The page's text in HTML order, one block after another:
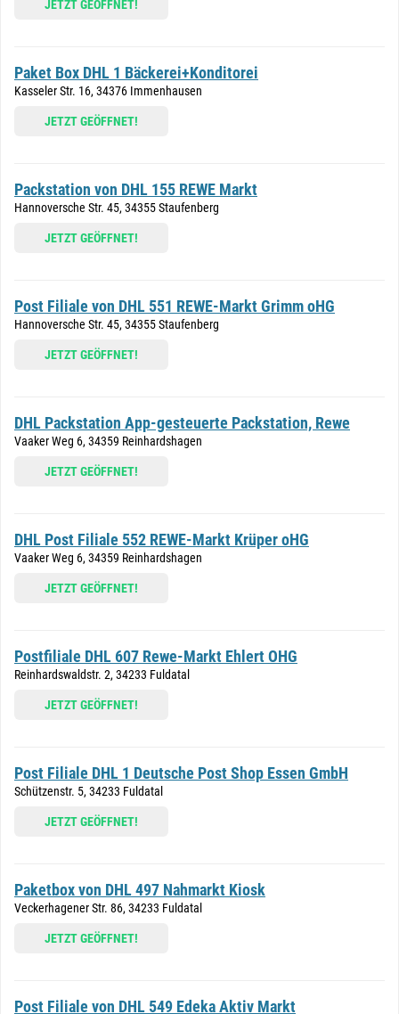
JETZT GEÖFFNET!
Paket Box DHL 1 Bäckerei+Konditorei
Kasseler Str. 16, 34376 Immenhausen
JETZT GEÖFFNET!
Packstation von DHL 155 REWE Markt
Hannoversche Str. 45, 34355 Staufenberg
JETZT GEÖFFNET!
Post Filiale von DHL 551 REWE-Markt Grimm oHG
Hannoversche Str. 45, 34355 Staufenberg
JETZT GEÖFFNET!
DHL Packstation App-gesteuerte Packstation, Rewe
Vaaker Weg 6, 34359 Reinhardshagen
JETZT GEÖFFNET!
DHL Post Filiale 552 REWE-Markt Krüper oHG
Vaaker Weg 6, 34359 Reinhardshagen
JETZT GEÖFFNET!
Postfiliale DHL 607 Rewe-Markt Ehlert OHG
Reinhardswaldstr. 2, 34233 Fuldatal
JETZT GEÖFFNET!
Post Filiale DHL 1 Deutsche Post Shop Essen GmbH
Schützenstr. 5, 34233 Fuldatal
JETZT GEÖFFNET!
Paketbox von DHL 497 Nahmarkt Kiosk
Veckerhagener Str. 86, 34233 Fuldatal
JETZT GEÖFFNET!
Post Filiale von DHL 549 Edeka Aktiv Markt